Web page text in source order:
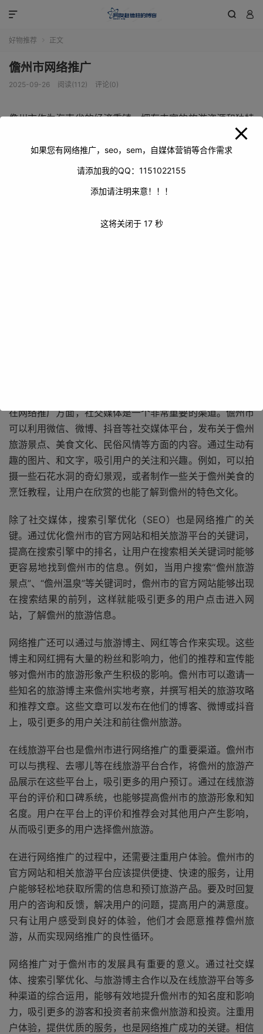
 

好物推荐 正文
儋州市网络推广
2025-09-26 阅读(112) 评论(0)
儋州市作为海南省的经济重镇，拥有丰富的旅游资源和独特
的文化魅力。在当今数字化时代，网络推广对于儋州市的发
展至关重要。它不仅能够提升儋州市的知名度，吸引更多的
游客和投资者，还能促进当地经济的繁荣。
在网络推广方面，社交媒体是一个非常重要的渠道。儋州市
可以利用微信、微博、抖音等社交媒体平台，发布关于儋州
旅游景点、美食文化、民俗风情等方面的内容。通过生动有
趣的图片、和文字，吸引用户的关注和兴趣。例如，可以拍
摄一些石花水洞的奇幻景观，或者制作一些关于儋州美食的
烹饪教程，让用户在欣赏的也能了解到儋州的特色文化。
除了社交媒体，搜索引擎优化（SEO）也是网络推广的关
键。通过优化儋州市的官方网站和相关旅游平台的关键词，
提高在搜索引擎中的排名，让用户在搜索相关关键词时能够
更容易地找到儋州市的信息。例如，当用户搜索“儋州旅游
景点”、“儋州温泉”等关键词时，儋州市的官方网站能够出现
在搜索结果的前列，这样就能吸引更多的用户点击进入网
站，了解儋州的旅游信息。
网络推广还可以通过与旅游博主、网红等合作来实现。这些
博主和网红拥有大量的粉丝和影响力，他们的推荐和宣传能
够对儋州市的旅游形象产生积极的影响。儋州市可以邀请一
些知名的旅游博主来儋州实地考察，并撰写相关的旅游攻略
和推荐文章。这些文章可以发布在他们的博客、微博或抖音
上，吸引更多的用户关注和前往儋州旅游。
在线旅游平台也是儋州市进行网络推广的重要渠道。儋州市
可以与携程、去哪儿等在线旅游平台合作，将儋州的旅游产
品展示在这些平台上，吸引更多的用户预订。通过在线旅游
平台的评价和口碑系统，也能够提高儋州市的旅游形象和知
名度。用户在平台上的评价和推荐会对其他用户产生影响，
从而吸引更多的用户选择儋州旅游。
在进行网络推广的过程中，还需要注重用户体验。儋州市的
官方网站和相关旅游平台应该提供便捷、快速的服务，让用
户能够轻松地获取所需的信息和预订旅游产品。要及时回复
用户的咨询和反馈，解决用户的问题，提高用户的满意度。
只有让用户感受到良好的体验，他们才会愿意推荐儋州旅
游，从而实现网络推广的良性循环。
网络推广对于儋州市的发展具有重要的意义。通过社交媒
体、搜索引擎优化、与旅游博主合作以及在线旅游平台等多
种渠道的综合运用，能够有效地提升儋州市的知名度和影响
力，吸引更多的游客和投资者前来儋州旅游和投资。注重用
户体验，提供优质的服务，也是网络推广成功的关键。相信
如果您有网络推广，seo，sem，自媒体营销等合作需求
请添加我的QQ：1151022155
添加请注明来意！！！
这将关闭于 17秒